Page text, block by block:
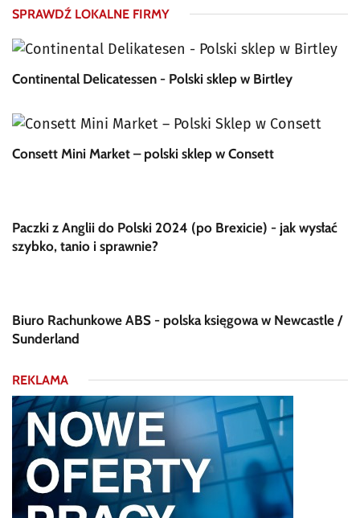
SPRAWDŹ LOKALNE FIRMY
Continental Delicatessen - Polski sklep w Birtley
Consett Mini Market – polski sklep w Consett
Paczki z Anglii do Polski 2024 (po Brexicie) - jak wysłać
szybko, tanio i sprawnie?
Biuro Rachunkowe ABS - polska księgowa w Newcastle /
Sunderland
REKLAMA